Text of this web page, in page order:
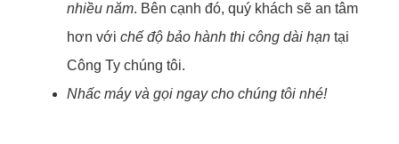
nhiều năm. Bên cạnh đó, quý khách sẽ an tâm
hơn với chế độ bảo hành thi công dài hạn tại
Công Ty chúng tôi.
Nhấc máy và gọi ngay cho chúng tôi nhé!